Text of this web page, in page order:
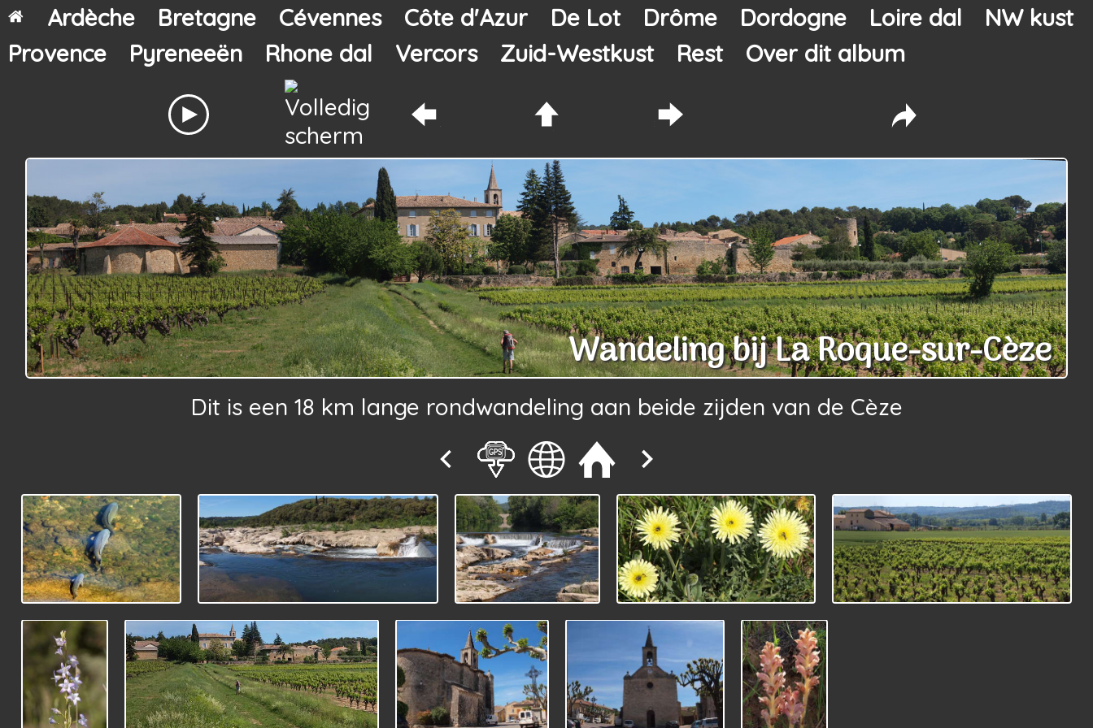
Ardèche Bretagne Cévennes Côte d'Azur De Lot Drôme Dordogne Loire dal
NW kust
Provence
Pyreneeën Rhone dal Vercors Zuid-Westkust Rest Over dit album
Wandeling bij La Roque-sur-Cèze
Dit is een 18 km lange rondwandeling aan beide zijden van de Cèze